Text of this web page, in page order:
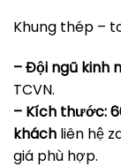
Khung thép –
– Đội ngũ kinh
TCVN.
– Kích thước:
khách liên hệ
giá phù hợp.